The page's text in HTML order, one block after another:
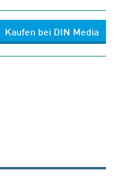
Kaufen bei DIN Media